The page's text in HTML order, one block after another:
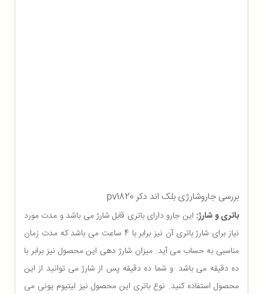
بررسی جاروشارژی بلک اند دکر pv1820
باتری و شارژ: این جارو دارای باتری قابل شارژ می باشد و مدت مورد
نیاز برای شارژ باتری آن نیز برابر با 4 ساعت می باشد که مدت زمان
مناسبی به حساب می آید. میزان شارژ دهی این محصول نیز برابر با
ده دقیقه می باشد. و شما ده دقیقه پس از شارژ می توانید از این
محصول استفاده کنید. نوع باتری این محصول نیز لیتیوم یونی می